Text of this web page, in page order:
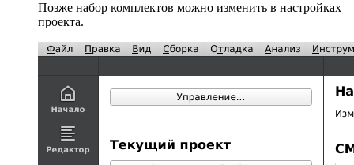
Позже набор комплектов можно изменить в настройках
проекта.